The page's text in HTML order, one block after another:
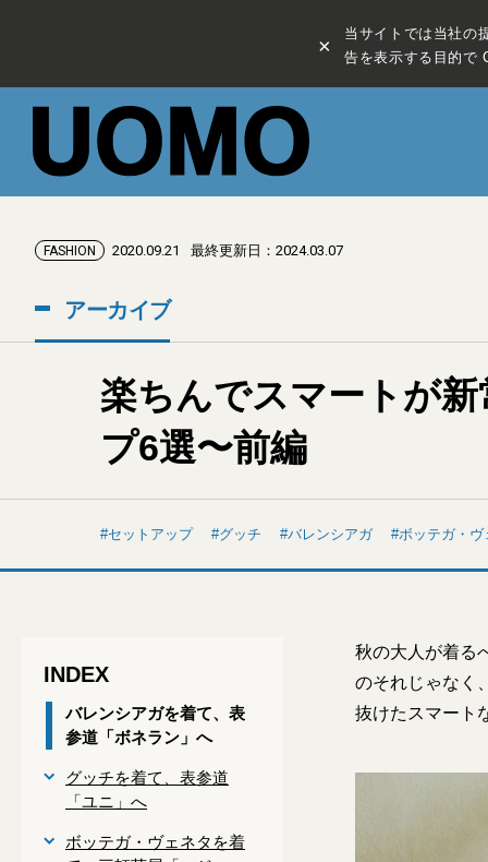
×
当サイトでは当社の
告を表示する目的で
FASHION 2020.09.21 最終更新日：2024.03.07
アーカイブ
楽ちんでスマートが
プ6選〜前編
セットアップ グッチ バレンシアガ ボッテガ・ヴ
INDEX
バレンシアガを着て、表
参道「ボネラン」へ
グッチを着て、表参道
「ユニ」へ
ボッテガ・ヴェネタを着
秋の大人が着る
のそれじゃなく
抜けたスマート